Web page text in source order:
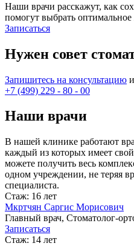
Наши врачи расскажут, как
помогут выбрать оптимальное
Записаться
Нужен совет
Запишитесь на консультацию
+7 (499) 229 - 80 - 00
Наши врачи
В нашей клинике работают
каждый из которых имеет
можете получить весь
одном учреждении, не теряя
специалиста.
Стаж: 16 лет
Мкртчян Саргис Морисович
Главный врач, Стоматолог-
Записаться
Стаж: 14 лет